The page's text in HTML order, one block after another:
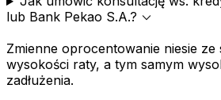
lub Bank Pekao S.A.? expand_more
Zmienne oprocentowanie niesie
wysokości raty, a tym samym
zadłużenia.